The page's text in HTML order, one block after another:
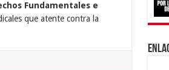
Fundamentales e
que atente contra la